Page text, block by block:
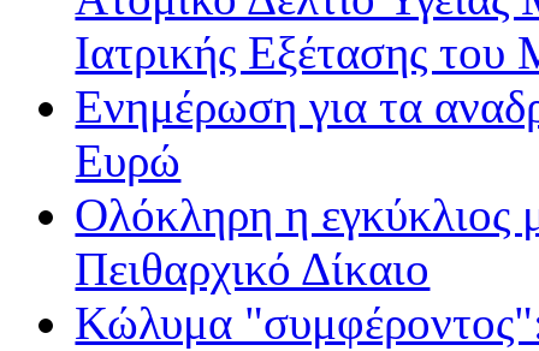
Ιατρικής Εξέτασης
Ενημέρωση για τα
Ευρώ
Ολόκληρη η εγκύκλιος
Πειθαρχικό Δίκαιο
Κώλυμα "συμφέροντος":